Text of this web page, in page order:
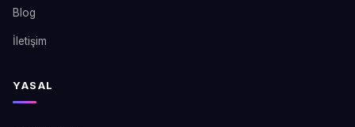
Blog
İletişim
YASAL